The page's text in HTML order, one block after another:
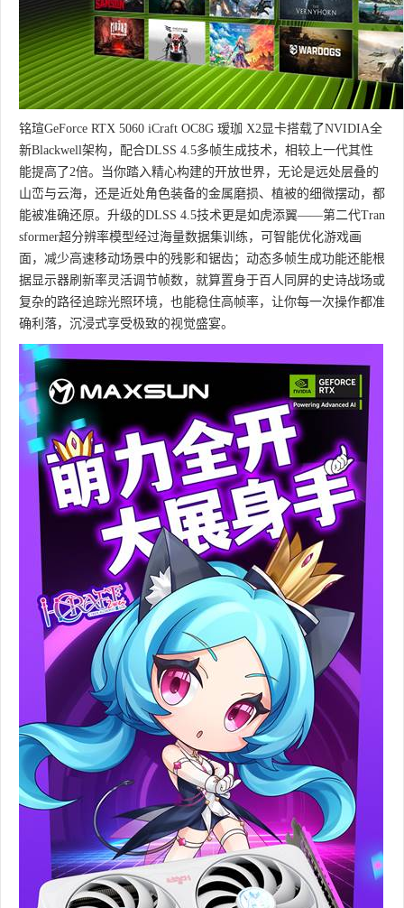
铭瑄GeForce RTX 5060 iCraft OC8G 瑷珈 X2显卡搭载了NVIDIA全
新Blackwell架构，配合DLSS 4.5多帧生成技术，相较上一代其性
能提高了2倍。当你踏入精心构建的开放世界，无论是远处层叠的
山峦与云海，还是近处角色装备的金属磨损、植被的细微摆动，都
能被准确还原。升级的DLSS 4.5技术更是如虎添翼——第二代Tran
sformer超分辨率模型经过海量数据集训练，可智能优化游戏画
面，减少高速移动场景中的残影和锯齿；动态多帧生成功能还能根
据显示器刷新率灵活调节帧数，就算置身于百人同屏的史诗战场或
复杂的路径追踪光照环境，也能稳住高帧率，让你每一次操作都准
确利落，沉浸式享受极致的视觉盛宴。